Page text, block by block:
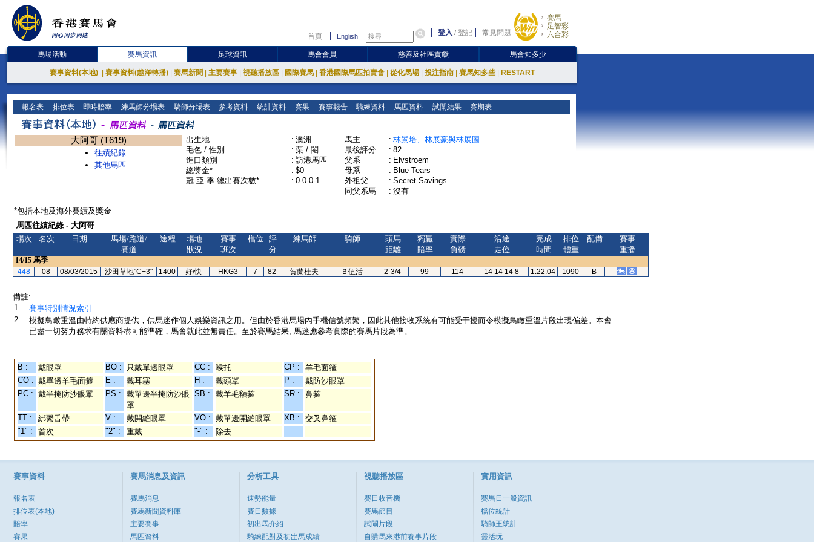
首頁 English 登入 /登記 常見問題
賽馬
足智彩
六合彩
馬場活動 賽馬資訊 足球資訊 馬會會員 慈善及社區貢獻 馬會知多少
賽事資料(本地) 賽事資料(越洋轉播) 賽馬新聞 主要賽事 視聽播放區 國際賽馬 香港國際馬匹拍賣會 從化馬場 投注指南 賽馬知多些 RESTART
報名表 排位表 即時賠率 練馬師分場表 騎師分場表 參考資料 統計資料 賽果 賽事報告 騎練資料 馬匹資料 試閘結果 賽期表
大阿哥 (T619)
往績紀錄
其他馬匹
出生地 : 澳洲
毛色 / 性別
: 栗 / 閹
進口類別
: 訪港馬匹
總獎金*
: $0
冠-亞-季-總出賽次數*
: 0-0-0-1
馬主 : 林景培、林展豪與林展圖
最後評分
: 82
父系
: Elvstroem
母系
: Blue Tears
外祖父
: Secret Savings
同父系馬
: 沒有
*包括本地及海外賽績及獎金
馬匹往績紀錄 - 大阿哥
場次
名次 日期
馬場/跑道/
賽道
途程
場地
狀況
賽事
班次
檔位
評
分
練馬師 騎師
頭馬
距離
獨贏
賠率
實際
負磅
沿途
走位
完成
時間
排位
體重
配備
賽事
重播
14/15 馬季
448
08 08/03/2015 沙田草地"C+3" 1400 好/快 HKG3 7 82 賀蘭杜夫 Ｂ伍活 2-3/4 99 114 14 14 14 8 1.22.04 1090 B
備註:
1.
賽事特別情況索引
2.
模擬鳥瞰重溫由特約供應商提供，供馬迷作個人娛樂資訊之用。但由於香港馬場內手機信號頻繁，因此其他接收系統有可能受干擾而令模擬鳥瞰重溫片段出現偏差。本會
已盡一切努力務求有關資料盡可能準確，馬會就此並無責任。至於賽馬結果, 馬迷應參考實際的賽馬片段為準。
B : 戴眼罩 BO : 只戴單邊眼罩 CC : 喉托 CP :
羊毛面箍
CO : 戴單邊羊毛面箍 E : 戴耳塞 H : 戴頭罩 P :
戴防沙眼罩
PC : 戴半掩防沙眼罩 PS :
戴單邊半掩防沙眼
罩
SB : 戴羊毛額箍 SR : 鼻箍
TT : 綁繫舌帶 V : 戴開縫眼罩 VO : 戴單邊開縫眼罩 XB :
交叉鼻箍
"1" :
首次 "2" : 重戴 "-" : 除去
賽事資料
報名表
排位表(本地)
賠率
賽果
賽馬消息及資訊
賽馬消息
賽馬新聞資料庫
主要賽事
馬匹資料
分析工具
速勢能量
賽日數據
初出馬介紹
騎練配對及初岀馬成績
視聽播放區
賽日收音機
賽馬節目
試閘片段
自購馬來港前賽事片段
實用資訊
賽馬日一般資訊
檔位統計
騎師王統計
靈活玩